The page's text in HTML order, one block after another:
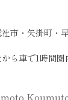
市・矢掛町・
ら車で1時間圏